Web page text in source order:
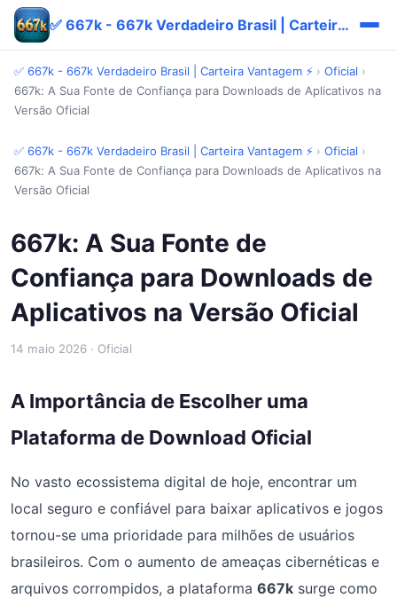
✅ 667k - 667k Verdadeiro Brasil | Carteira Vantagem ⚡
✅ 667k - 667k Verdadeiro Brasil | Carteira Vantagem ⚡ › Oficial ›
667k: A Sua Fonte de Confiança para Downloads de Aplicativos na
Versão Oficial
✅ 667k - 667k Verdadeiro Brasil | Carteira Vantagem ⚡ › Oficial ›
667k: A Sua Fonte de Confiança para Downloads de Aplicativos na
Versão Oficial
667k: A Sua Fonte de
Confiança para Downloads de
Aplicativos na Versão Oficial
14 maio 2026 · Oficial
A Importância de Escolher uma
Plataforma de Download Oficial
No vasto ecossistema digital de hoje, encontrar um
local seguro e confiável para baixar aplicativos e jogos
tornou-se uma prioridade para milhões de usuários
brasileiros. Com o aumento de ameaças cibernéticas e
arquivos corrompidos, a plataforma 667k surge como